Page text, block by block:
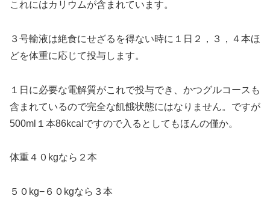
これにはカリウムが含まれています。
３号輸液は絶食にせざるを得ない時に１日２，３，４本ほ
どを体重に応じて投与します。
１日に必要な電解質がこれで投与でき、かつグルコースも
含まれているので完全な飢餓状態にはなりません。ですが
500ml１本86kcalですので入るとしてもほんの僅か。
体重４０kgなら２本
５０kg−６０kgなら３本